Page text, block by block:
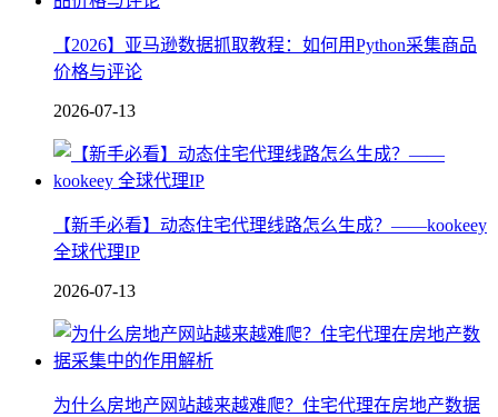
【2026】亚马逊数据抓取教程：如何用Python采集商品
价格与评论
2026-07-13
【新手必看】动态住宅代理线路怎么生成？——kookeey
全球代理IP
2026-07-13
为什么房地产网站越来越难爬？住宅代理在房地产数据